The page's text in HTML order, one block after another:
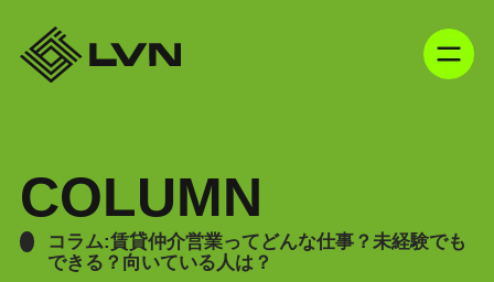
COLUMN
コラム:賃貸仲介営業ってどんな仕事？未経験でも
できる？向いている人は？